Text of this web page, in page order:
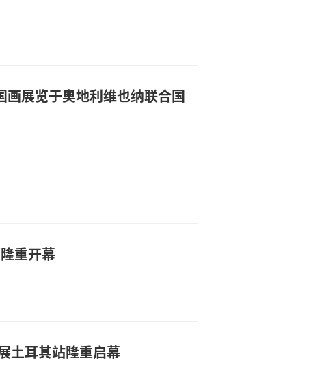
展览于奥地利维也纳联合国
重开幕
土耳其站隆重启幕